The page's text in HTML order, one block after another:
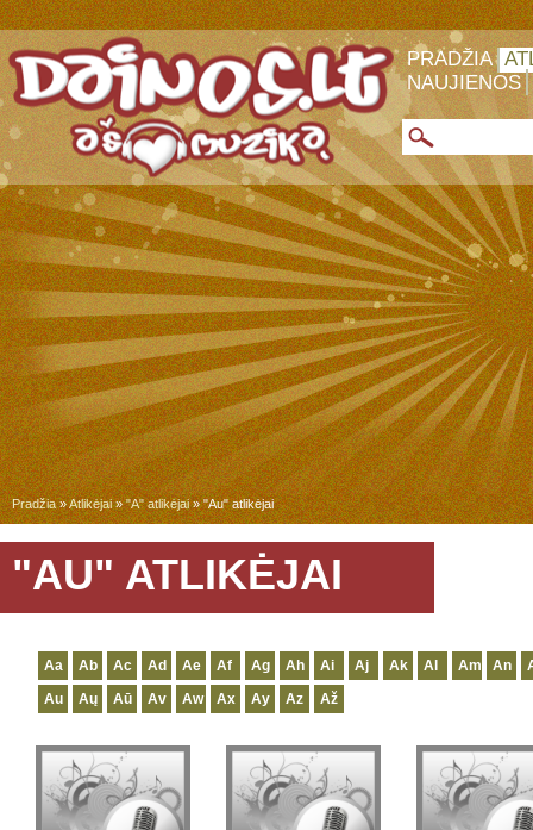
PRADŽIA
NAUJIENOS
Pradžia»Atlikėjai»"A" atlikėjai» "Au" atlikėjai
"AU" ATLIKĖJAI
Aa Ab Ac Ad Ae Af Ag Ah Ai Aj Ak Al Am An
Au
Aų Aū Av Aw Ax Ay Az Až